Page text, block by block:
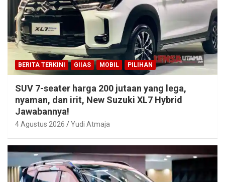
BERITA TERKINI GIIAS MOBIL PILIHAN
SUV 7-seater harga 200 jutaan yang lega,
nyaman, dan irit, New Suzuki XL7 Hybrid
Jawabannya!
4 Agustus 2026 Yudi Atmaja